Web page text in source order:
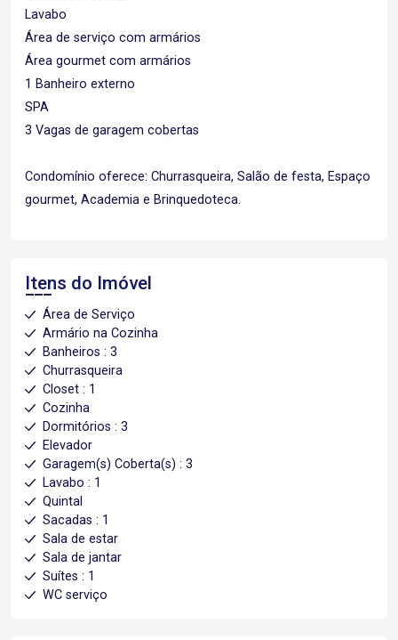
Lavabo
Área de serviço com armários
Área gourmet com armários
1 Banheiro externo
SPA
3 Vagas de garagem cobertas
Condomínio oferece: Churrasqueira, Salão de festa, Espaço
gourmet, Academia e Brinquedoteca.
Itens do Imóvel
Área de Serviço
Armário na Cozinha
Banheiros : 3
Churrasqueira
Closet : 1
Cozinha
Dormitórios : 3
Elevador
Garagem(s) Coberta(s) : 3
Lavabo : 1
Quintal
Sacadas : 1
Sala de estar
Sala de jantar
Suítes : 1
WC serviço